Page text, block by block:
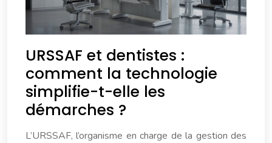
URSSAF et dentistes :
comment la technologie
simplifie-t-elle les
démarches ?
L’URSSAF, l’organisme en charge de la gestion des